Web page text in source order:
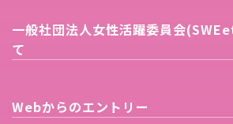
一般社団法人女性活躍委員会
て
Webからのエントリー